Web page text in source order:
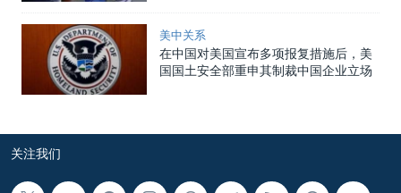
美中关系
在中国对美国宣布多项报复措施后，美
国国土安全部重申其制裁中国企业立场
关注我们